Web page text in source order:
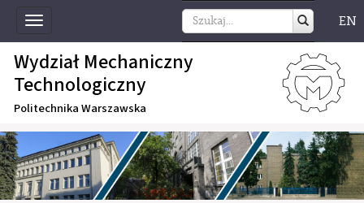
Toggle
navigation
EN
Wydział Mechaniczny
Technologiczny
Politechnika Warszawska